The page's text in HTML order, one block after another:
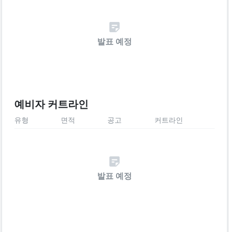
발표 예정
예비자 커트라인
유형 면적 공고 커트라인
발표 예정